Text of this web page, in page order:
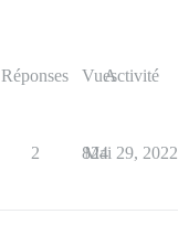
Réponses VuesActivité
2 824
Mai 29, 2022